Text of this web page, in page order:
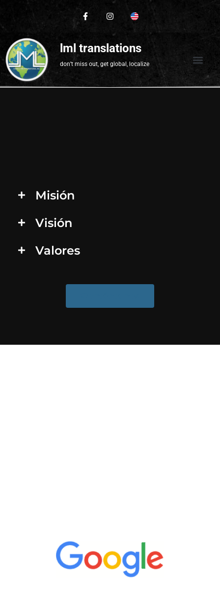
lml translations
don’t miss out, get global, localize
Misión
Visión
Valores